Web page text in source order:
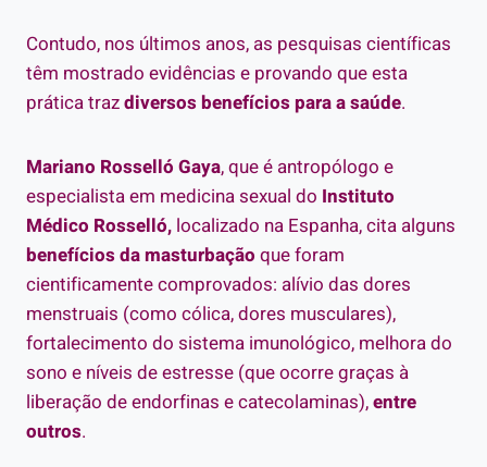
Contudo, nos últimos anos, as pesquisas científicas
têm mostrado evidências e provando que esta
prática trazdiversos benefícios para a saúde.
Mariano Rosselló Gaya, que é antropólogo e
especialista em medicina sexual do Instituto
Médico Rosselló, localizado na Espanha, cita alguns
benefícios da masturbação que foram
cientificamente comprovados: alívio das dores
menstruais (como cólica, dores musculares),
fortalecimento do sistema imunológico, melhora do
sono e níveis de estresse (que ocorre graças à
liberação de endorfinas e catecolaminas),entre
outros.